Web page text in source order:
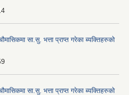
सा.सु. भत्ता प्राप्त गरेका ब्यक्तिहरुको
सा.सु. भत्ता प्राप्त गरेका ब्यक्तिहरुको